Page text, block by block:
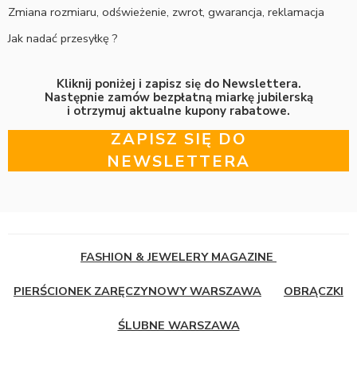
Zmiana rozmiaru, odświeżenie, zwrot, gwarancja, reklamacja
Jak nadać przesyłkę ?
Kliknij poniżej i zapisz się do Newslettera.
Następnie zamów bezpłatną miarkę jubilerską
i otrzymuj aktualne kupony rabatowe.
ZAPISZ SIĘ DO
NEWSLETTERA
FASHION & JEWELERY MAGAZINE
PIERŚCIONEK ZARĘCZYNOWY WARSZAWA OBRĄCZKI
ŚLUBNE WARSZAWA